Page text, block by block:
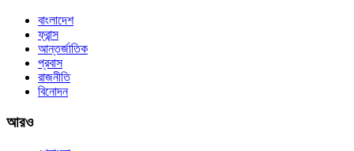
বাংলাদেশ
ফ্রান্স
আন্তর্জাতিক
প্রবাস
রাজনীতি
বিনোদন
আরও